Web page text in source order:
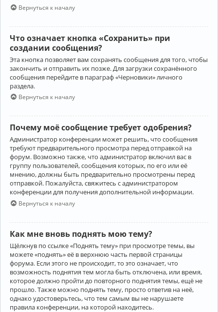
Вернуться к началу
Что означает кнопка «Сохранить» при
создании сообщения?
Эта кнопка позволяет вам сохранять сообщения для того, чтобы
закончить и отправить их позже. Для загрузки сохранённого
сообщения перейдите в параграф «Черновики» личного
раздела.
Вернуться к началу
Почему моё сообщение требует одобрения?
Администратор конференции может решить, что сообщения
требуют предварительного просмотра перед отправкой на
форум. Возможно также, что администратор включил вас в
группу пользователей, сообщения которых, по его или её
мнению, должны быть предварительно просмотрены перед
отправкой. Пожалуйста, свяжитесь с администратором
конференции для получения дополнительной информации.
Вернуться к началу
Как мне вновь поднять мою тему?
Щёлкнув по ссылке «Поднять тему» при просмотре темы, вы
можете «поднять» её в верхнюю часть первой страницы
форума. Если этого не происходит, то это означает, что
возможность поднятия тем могла быть отключена, или время,
которое должно пройти до повторного поднятия темы, ещё не
прошло. Также можно поднять тему, просто ответив на неё,
однако удостоверьтесь, что тем самым вы не нарушаете
правила конференции, на которой находитесь.